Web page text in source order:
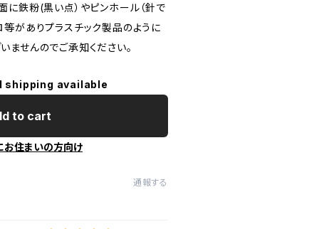
鉄粉(黒い点）やピンホール（針で
がありプラスチック製品のように
せんのでご承知ください。
shipping available
to cart
お住まいの方向け
通報する